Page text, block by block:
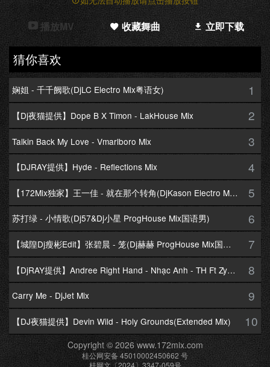
播放MV 收藏舞曲 立即下载
猜你喜欢
娴姐 - 千千阙歌(DjLC Electro Mix粤语女) 1
【Dj夜猫提供】Dope B X Timon - LakHouse Mix 2
Talkin Back My Love - Vmarlboro Mix 3
【DJRAY提供】Hyde - Reflections Mix 4
【172Mix独家】王一佳 - 就在那个转角(DjKason Electro Mix国语女) 5
苏打绿 - 小情歌(Dj57&Dj小星 ProgHouse Mix国语男) 6
【城隍Dj瘦彬Edit】张碧晨 - 笼(Dj赫赫 ProgHouse Mix国语女) 7
【DjRAY提供】Andree Right Hand - Nhạc Anh - TH Ft Zym Mix 8
Carry Me - DjJet Mix 9
【DJ夜猫提供】Devin Wild - Holy Grounds(Extended Mix) 10
Copyright © 2026 www.172mix.com
桂公网安备 45010002450662 号
桂网文〔2024〕3347-059号